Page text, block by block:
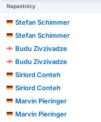
Napastnicy
Stefan Schimmer
Stefan Schimmer
Budu Zivzivadze
Budu Zivzivadze
Sirlord Conteh
Sirlord Conteh
Marvin Pieringer
Marvin Pieringer